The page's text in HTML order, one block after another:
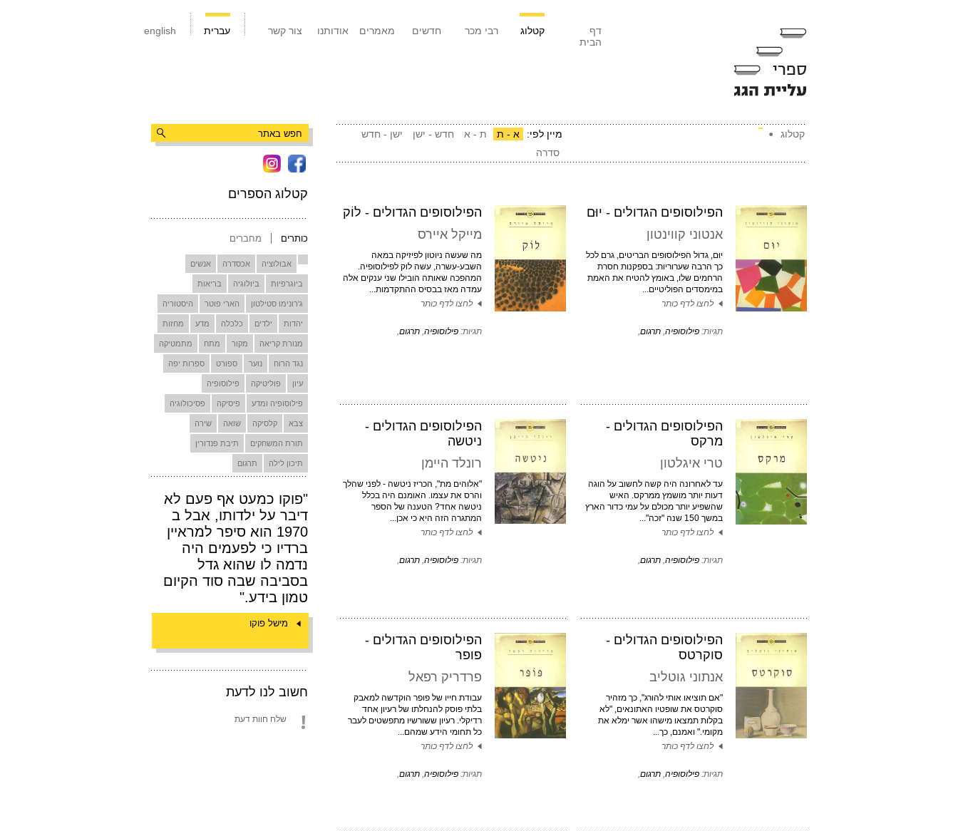
english עברית צור קשר אודותנו מאמרים חדשים רבי מכר קטלוג
דף
הבית
קטלוג הספרים
כותרים מחברים
אבולוציה אכסדרה אנשים
ביוגרפיות ביולוגיה בריאות
ג'רונימו סטילטון הארי פוטר היסטוריה
יהדות ילדים כלכלה מדע מחזות
מנורת קריאה מקור מתח מתמטיקה
נגד הרוח נוער ספורט ספרות יפה
עיון פוליטיקה פילוסופיה
פילוסופיה ומדע פיסיקה פסיכולוגיה
צבא קלסיקה שואה שירה
תורת המשחקים תיבת פנדורין
תיכון לילה תרגום
"פוקו כמעט אף פעם לא
דיבר על ילדותו, אבל ב
1970 הוא סיפר למראיין
ברדיו כי לפעמים היה
נדמה לו שהוא גדל
בסביבה שבה סוד הקיום
טמון בידע."
מישל פוקו
חשוב לנו לדעת
שלח חוות דעת
קטלוג מיין לפי: א - ת ת - א חדש - ישן
ישן - חדש
סדרה
הפילוסופים הגדולים - יוּם
אנטוני קווינטון
יוּם, גדול הפילוסופים הבריטים, גרם לכל
כך הרבה שערוריות: בספקנות חסרת
הרחמים שלו, באומץ להטיח את האמת
במימסדים הפוליטיים...
לחצו לדף כותר
תגיות: פילוסופיה, תרגום,
הפילוסופים הגדולים - לוֹק
מייקל איירס
מה שעשה ניוטון לפיזיקה במאה
השבע-עשרה, עשה לוק לפילוסופיה.
המהפכה שאותה הובילו שני ענקים אלה
עמדה מאז בבסיס ההתקדמות...
לחצו לדף כותר
תגיות: פילוסופיה, תרגום,
הפילוסופים הגדולים -
מרקס
טרי איגלטון
עד לאחרונה היה קשה לחשוב על הוגה
דעות יותר מושמץ ממרקס. האיש
שהשפיע יותר מכולם על עמי כדור הארץ
במשך 150 שנה "זכה"...
לחצו לדף כותר
תגיות: פילוסופיה, תרגום,
הפילוסופים הגדולים -
ניטשה
רונלד היימן
"אלוהים מת", הכריז ניטשה - לפני שהלך
והרס את עצמו. האומנם היה בכלל
ניטשה אחד? הטענה של הספר
המתגרה הזה היא כי אכן...
לחצו לדף כותר
תגיות: פילוסופיה, תרגום,
הפילוסופים הגדולים -
סוקרטס
אנתוני גוטליב
"אם תוציאו אותי להורג", כך מזהיר
סוקרטס את שופטיו האתונאים, "לא
בקלות תמצאו מישהו אשר ימלא את
מקומי." ואמנם, כך...
לחצו לדף כותר
תגיות: פילוסופיה, תרגום,
הפילוסופים הגדולים -
פופר
פרדריק רפאל
עבודת חייו של פופר הוקדשה למאבק
בלתי פוסק להנחלתו של רעיון אחד
רדיקלי. רעיון ששורשיו מתפשטים לעבר
כל תחומי הידע שמהם...
לחצו לדף כותר
תגיות: פילוסופיה, תרגום,